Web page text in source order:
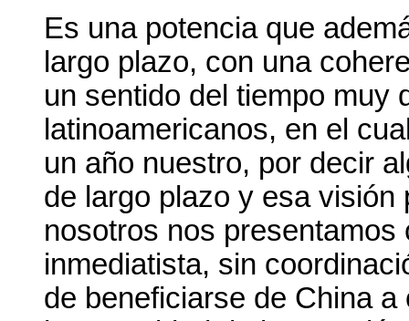
Es una potencia que
largo plazo, con una
un sentido del tiempo muy
latinoamericanos, en el
un año nuestro, por decir
de largo plazo y esa
nosotros nos
inmediatista, sin
de beneficiarse de China